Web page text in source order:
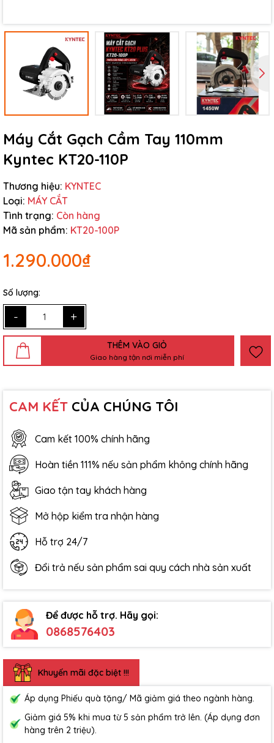
Máy Cắt Gạch Cầm Tay 110mm
Kyntec KT20-110P
Thương hiệu: KYNTEC
Loại: MÁY CẮT
Tình trạng: Còn hàng
Mã sản phẩm: KT20-100P
1.290.000₫
Số lượng:
- +
THÊM VÀO GIỎ
Giao hàng tận nơi miễn phí
CAM KẾT CỦA CHÚNG TÔI
Cam kết 100% chính hãng
Hoàn tiền 111% nếu sản phẩm không chính hãng
Giao tận tay khách hàng
Mở hộp kiểm tra nhận hàng
Hỗ trợ 24/7
Đổi trả nếu sản phẩm sai quy cách nhà sản xuất
Để được hỗ trợ. Hãy gọi:
0868576403
Khuyến mãi đặc biệt !!!
Áp dụng Phiếu quà tặng/ Mã giảm giá theo ngành hàng.
Giảm giá 5% khi mua từ 5 sản phẩm trở lên. (Áp dụng đơn
hàng trên 2 triệu).
Mã giảm giá:
Ngày hết hạn:
Điều kiện: